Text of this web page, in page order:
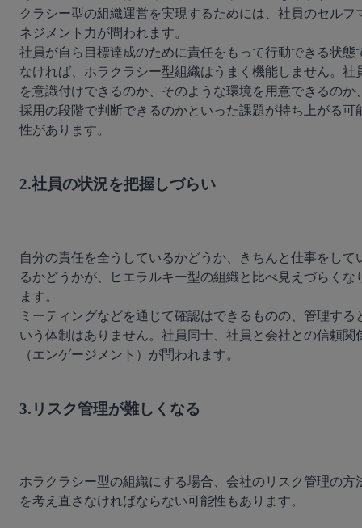
クラシー型の組織運営を実現するためには、社員のセルフ
ネジメント力が問われます。
社員が自ら目標達成のために責任をもって行動できる状態
なければ、ホラクラシー型組織はうまく機能しません。社
を意識付けできるのか、そのような環境を用意できるのか
採用の段階で判断できるのかといった課題が持ち上がる可
性があります。
2.社員の状況を把握しづらい
自分の責任を全うしているかどうか、きちんと仕事をして
るかどうかが、ヒエラルキー型の組織と比べ見えづらくな
ます。
ミーティングなどを通じて確認はできるものの、管理する
いう体制はありません。社員同士、社員と会社との信頼関
（エンゲージメント）が問われます。
3.リスク管理が難しくなる
ホラクラシー型の組織にする場合、会社のリスク管理の方
を考え直さなければならない可能性もあります。